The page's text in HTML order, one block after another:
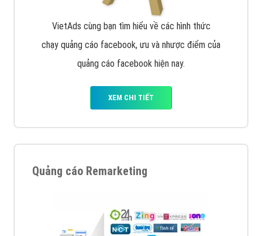
VietAds cùng bạn tìm hiểu về các hình thức
chạy quảng cáo facebook, ưu và nhược điểm của
quảng cáo facebook hiện nay.
XEM CHI TIẾT
Quảng cáo Remarketing